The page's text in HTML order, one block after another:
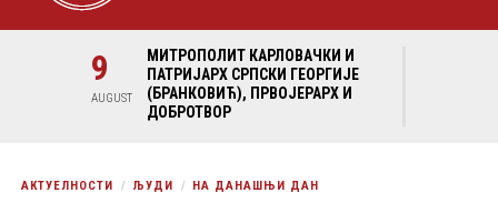
9
AUGUST
МИТРОПОЛИТ КАРЛОВАЧКИ И
ПАТРИЈАРХ СРПСКИ ГЕОРГИЈЕ
(БРАНКОВИЋ), ПРВОЈЕРАРХ И
ДОБРОТВОР
АКТУЕЛНОСТИ ЉУДИ НА ДАНАШЊИ ДАН